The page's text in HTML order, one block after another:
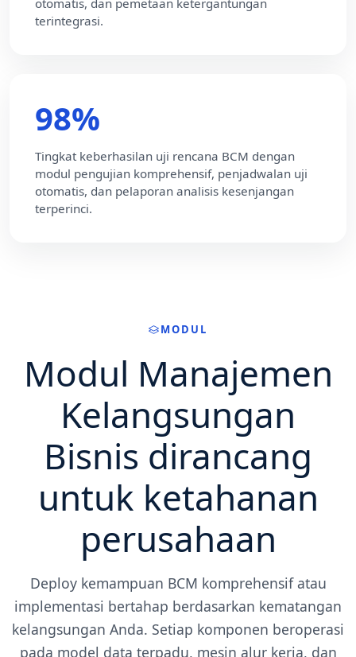
otomatis, dan pemetaan ketergantungan
terintegrasi.
98%
Tingkat keberhasilan uji rencana BCM dengan
modul pengujian komprehensif, penjadwalan uji
otomatis, dan pelaporan analisis kesenjangan
terperinci.
MODUL
Modul Manajemen
Kelangsungan
Bisnis dirancang
untuk ketahanan
perusahaan
Deploy kemampuan BCM komprehensif atau
implementasi bertahap berdasarkan kematangan
kelangsungan Anda. Setiap komponen beroperasi
pada model data terpadu, mesin alur kerja, dan